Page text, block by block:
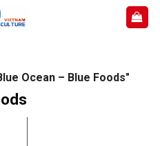
Ocean – Blue Foods"